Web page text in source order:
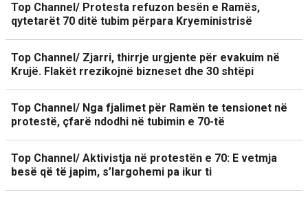
Top Channel/ Protesta refuzon besën e Ramës,
qytetarët 70 ditë tubim përpara Kryeministrisë
Top Channel/ Zjarri, thirrje urgjente për evakuim në
Krujë. Flakët rrezikojnë bizneset dhe 30 shtëpi
Top Channel/ Nga fjalimet për Ramën te tensionet në
protestë, çfarë ndodhi në tubimin e 70-të
Top Channel/ Aktivistja në protestën e 70: E vetmja
besë që të japim, s’largohemi pa ikur ti